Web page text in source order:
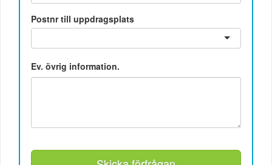
Postnr till uppdragsplats
Ev. övrig information.